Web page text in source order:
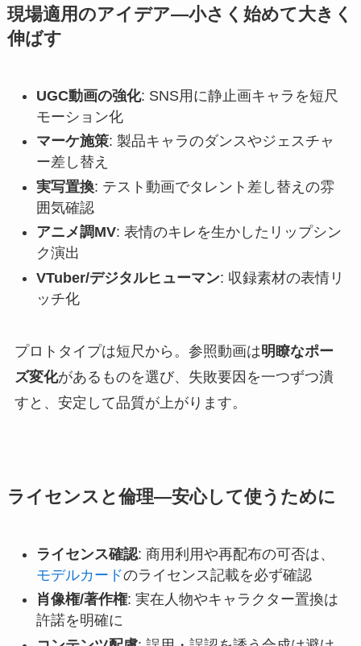
現場適用のアイデア—小さく始めて大きく
伸ばす
UGC動画の強化: SNS用に静止画キャラを短尺
モーション化
マーケ施策: 製品キャラのダンスやジェスチャ
ー差し替え
実写置換: テスト動画でタレント差し替えの雰
囲気確認
アニメ調MV: 表情のキレを生かしたリップシン
ク演出
VTuber/デジタルヒューマン: 収録素材の表情リ
ッチ化
プロトタイプは短尺から。参照動画は明瞭なポー
ズ変化があるものを選び、失敗要因を一つずつ潰
すと、安定して品質が上がります。
ライセンスと倫理—安心して使うために
ライセンス確認: 商用利用や再配布の可否は、
モデルカードのライセンス記載を必ず確認
肖像権/著作権: 実在人物やキャラクター置換は
許諾を明確に